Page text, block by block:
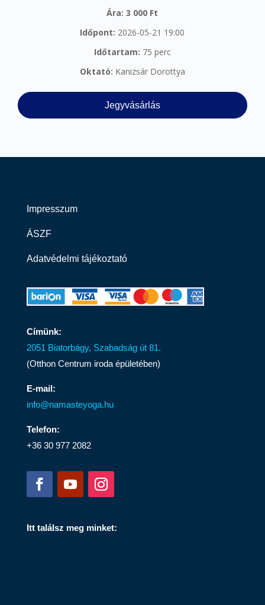
Ára: 3 000 Ft
Időpont: 2026-05-21 19:00
Időtartam: 75 perc
Oktató: Kanizsár Dorottya
Jegyvásárlás
Impresszum
ÁSZF
Adatvédelmi tájékoztató
Címünk:
2051 Biatorbágy, Szabadság út 81.
(Otthon Centrum iroda épületében)
E-mail:
info@namasteyoga.hu
Telefon:
+36 30 977 2082
Itt találsz meg minket: